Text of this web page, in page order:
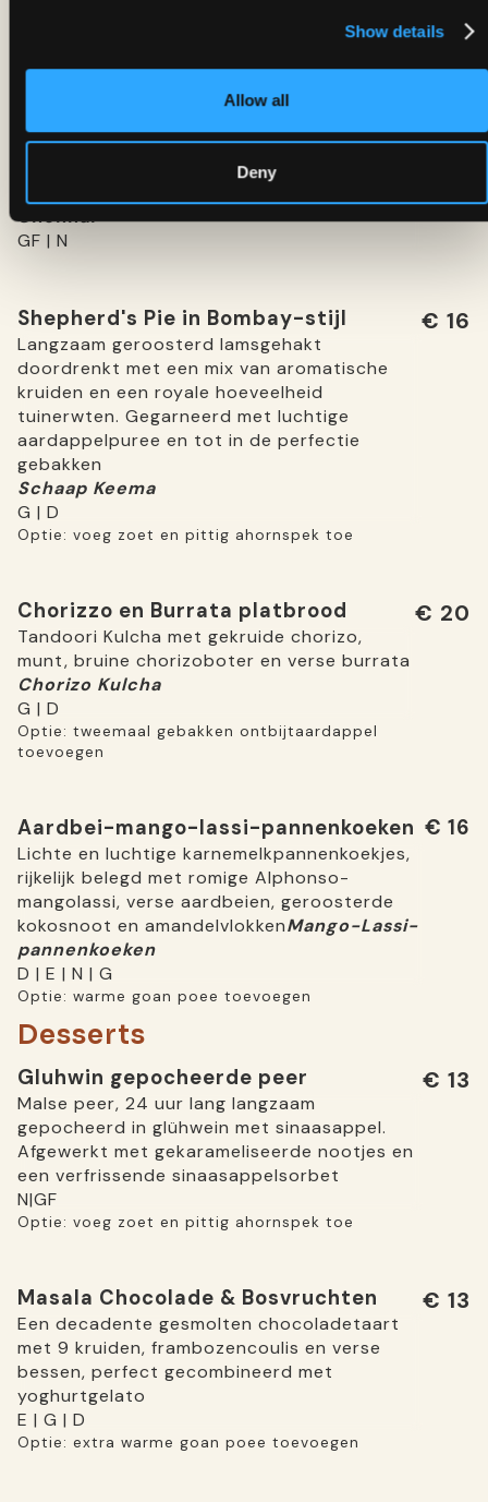
Show details
Allow all
Deny
Idli & Sambar
Zachte en luchtige gestoomde rijstwafels,
linzenstoofpot boordevol aromatische
kruiden en groenten, met een vleugje
Chennai
GF | N
€ 12
Shepherd's Pie in Bombay-stijl
Langzaam geroosterd lamsgehakt
doordrenkt met een mix van aromatische
kruiden en een royale hoeveelheid
tuinerwten. Gegarneerd met luchtige
aardappelpuree en tot in de perfectie
gebakken
Schaap Keema
G | D
Optie: voeg zoet en pittig ahornspek toe
€ 16
Chorizzo en Burrata platbrood
Tandoori Kulcha met gekruide chorizo,
munt, bruine chorizoboter en verse burrata
Chorizo ​​Kulcha
G | D
Optie: tweemaal gebakken ontbijtaardappel
toevoegen
€ 20
Aardbei-mango-lassi-pannenkoeken
Lichte en luchtige karnemelkpannenkoekjes,
rijkelijk belegd met romige Alphonso-
mangolassi, verse aardbeien, geroosterde
kokosnoot en amandelvlokkenMango-Lassi-
pannenkoeken
D | E | N | G
Optie: warme goan poee toevoegen
€ 16
Desserts
Gluhwin gepocheerde peer
Malse peer, 24 uur lang langzaam
gepocheerd in glühwein met sinaasappel.
Afgewerkt met gekarameliseerde nootjes en
een verfrissende sinaasappelsorbet
N|GF
Optie: voeg zoet en pittig ahornspek toe
€ 13
Masala Chocolade & Bosvruchten
Een decadente gesmolten chocoladetaart
met 9 kruiden, frambozencoulis en verse
bessen, perfect gecombineerd met
yoghurtgelato
E | G | D
Optie: extra warme goan poee toevoegen
€ 13